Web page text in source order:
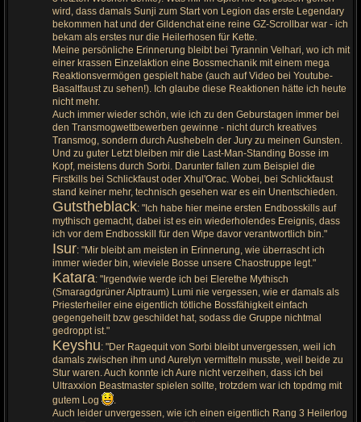
wird, dass damals Sunji zum Start von Legion das erste Legendary
bekommen hat und der Gildenchat eine reine GZ-Scrollbar war - ich
bekam als erstes nur die Heilerhosen für Kette.
Meine persönliche Erinnerung bleibt bei Tyrannin Velhari, wo ich mit
einer krassen Einzelaktion eine Bossmechanik mit einem mega
Reaktionsvermögen gespielt habe (auch auf Video bei Youtube-
Basaltfaust zu sehen!). Ich glaube diese Reaktionen hätte ich heute
nicht mehr.
Auch immer wieder schön, wie ich zu den Geburstagen immer bei
den Transmogwettbewerben gewinne - nicht durch kreatives
Transmog, sondern durch Aushebeln der Jury zu meinen Gunsten.
Und zu guter Letzt bleiben mir die Last-Man-Standing Bosse im
Kopf, meistens durch Sorbi. Darunter fallen zum Beispiel die
Firstkills bei Schlickfaust oder Xhul'Orac. Wobei, bei Schlickfaust
stand keiner mehr, technisch gesehen war es ein Unentschieden.
Gutstheblack: "Ich habe hier meine ersten Endbosskills auf
mythisch gemacht, dabei ist es ein wiederholendes Ereignis, dass
ich vor dem Endbosskill für den Wipe davor verantwortlich bin."
Isur: "Mir bleibt am meisten in Erinnerung, wie überrascht ich
immer wieder bin, wieviele Bosse unsere Chaostruppe legt."
Katara: "Irgendwie werde ich bei Elerethe Mythisch
(Smaragdgrüner Alptraum) Lumi nie vergessen, wie er damals als
Priesterheiler eine eigentlich tötliche Bossfähigkeit einfach
gegengeheilt bzw geschildet hat, sodass die Gruppe nichtmal
gedroppt ist."
Keyshu: "Der Ragequit von Sorbi bleibt unvergessen, weil ich
damals zwischen ihm und Aurelyn vermitteln musste, weil beide zu
Stur waren. Auch konnte ich Aure nicht verzeihen, dass ich bei
Ultraxxion Beastmaster spielen sollte, trotzdem war ich topdmg mit
gutem Log
Auch leider unvergessen, wie ich einen eigentlich Rang 3 Heilerlog